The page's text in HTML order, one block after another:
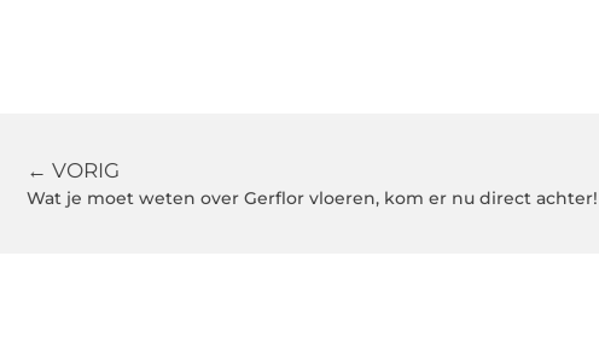
← VORIG
Wat je moet weten over Gerflor vloeren, kom er nu direct achter!